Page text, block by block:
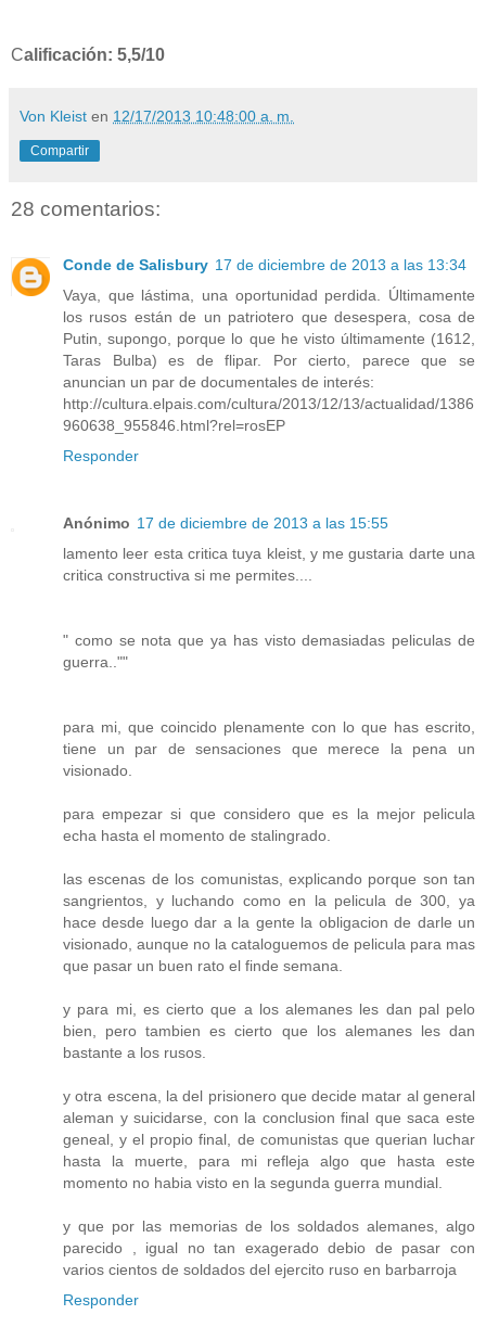
Calificación: 5,5/10
Von Kleist en 12/17/2013 10:48:00 a. m.
Compartir
28 comentarios:
Conde de Salisbury 17 de diciembre de 2013 a las 13:34
Vaya, que lástima, una oportunidad perdida. Últimamente
los rusos están de un patriotero que desespera, cosa de
Putin, supongo, porque lo que he visto últimamente (1612,
Taras Bulba) es de flipar. Por cierto, parece que se
anuncian un par de documentales de interés:
http://cultura.elpais.com/cultura/2013/12/13/actualidad/1386
960638_955846.html?rel=rosEP
Responder
Anónimo 17 de diciembre de 2013 a las 15:55
lamento leer esta critica tuya kleist, y me gustaria darte una
critica constructiva si me permites....
" como se nota que ya has visto demasiadas peliculas de
guerra..""
para mi, que coincido plenamente con lo que has escrito,
tiene un par de sensaciones que merece la pena un
visionado.
para empezar si que considero que es la mejor pelicula
echa hasta el momento de stalingrado.
las escenas de los comunistas, explicando porque son tan
sangrientos, y luchando como en la pelicula de 300, ya
hace desde luego dar a la gente la obligacion de darle un
visionado, aunque no la cataloguemos de pelicula para mas
que pasar un buen rato el finde semana.
y para mi, es cierto que a los alemanes les dan pal pelo
bien, pero tambien es cierto que los alemanes les dan
bastante a los rusos.
y otra escena, la del prisionero que decide matar al general
aleman y suicidarse, con la conclusion final que saca este
geneal, y el propio final, de comunistas que querian luchar
hasta la muerte, para mi refleja algo que hasta este
momento no habia visto en la segunda guerra mundial.
y que por las memorias de los soldados alemanes, algo
parecido , igual no tan exagerado debio de pasar con
varios cientos de soldados del ejercito ruso en barbarroja
Responder